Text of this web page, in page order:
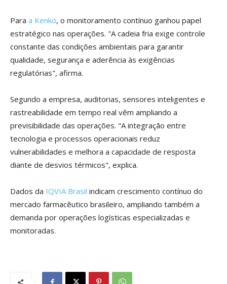
Para a Kenko, o monitoramento contínuo ganhou papel
estratégico nas operações. "A cadeia fria exige controle
constante das condições ambientais para garantir
qualidade, segurança e aderência às exigências
regulatórias", afirma.
Segundo a empresa, auditorias, sensores inteligentes e
rastreabilidade em tempo real vêm ampliando a
previsibilidade das operações. "A integração entre
tecnologia e processos operacionais reduz
vulnerabilidades e melhora a capacidade de resposta
diante de desvios térmicos", explica.
Dados da IQVIA Brasil indicam crescimento contínuo do
mercado farmacêutico brasileiro, ampliando também a
demanda por operações logísticas especializadas e
monitoradas.